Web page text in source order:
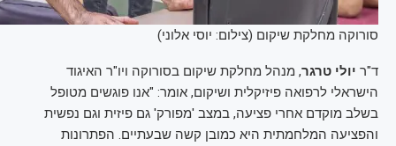
סורוקה מחלקת שיקום (צילום: יוסי אלוני)
ד"ר יולי טרגר, מנהל מחלקת שיקום בסורוקה ויו"ר האיגוד
הישראלי לרפואה פיזיקלית ושיקום, אומר: "אנו פוגשים מטופל
בשלב מוקדם אחרי פציעה, במצב 'מפורק' גם פיזית וגם נפשית
והפציעה המלחמתית היא כמובן קשה שבעתיים. הפתרונות